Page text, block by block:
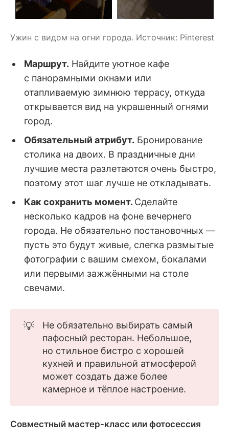
Ужин с видом на огни города. Источник: Pinterest
Маршрут. Найдите уютное кафе
с панорамными окнами или
отапливаемую зимнюю террасу, откуда
открывается вид на украшенный огнями
город.
Обязательный атрибут. Бронирование
столика на двоих. В праздничные дни
лучшие места разлетаются очень быстро,
поэтому этот шаг лучше не откладывать.
Как сохранить момент. Сделайте
несколько кадров на фоне вечернего
города. Не обязательно постановочных —
пусть это будут живые, слегка размытые
фотографии с вашим смехом, бокалами
или первыми зажжёнными на столе
свечами.
💡
Не обязательно выбирать самый
пафосный ресторан. Небольшое,
но стильное бистро с хорошей
кухней и правильной атмосферой
может создать даже более
камерное и тёплое настроение.
Совместный мастер-класс или фотосессия